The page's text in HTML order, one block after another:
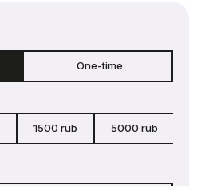
One-time
1500 rub 5000 rub